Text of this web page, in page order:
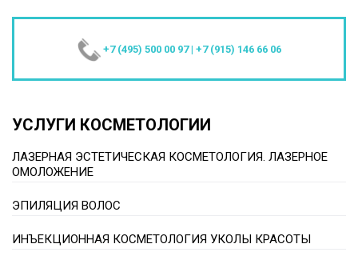
+7 (495) 500 00 97 | +7 (915) 146 66 06
УСЛУГИ КОСМЕТОЛОГИИ
ЛАЗЕРНАЯ ЭСТЕТИЧЕСКАЯ КОСМЕТОЛОГИЯ. ЛАЗЕРНОЕ
ОМОЛОЖЕНИЕ
ЭПИЛЯЦИЯ ВОЛОС
ИНЪЕКЦИОННАЯ КОСМЕТОЛОГИЯ УКОЛЫ КРАСОТЫ